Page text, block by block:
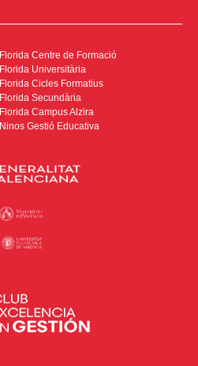
Florida Centre de Formació
Florida Universitària
Florida Cicles Formatius
Florida Secundària
Florida Campus Alzira
Ninos Gestió Educativa